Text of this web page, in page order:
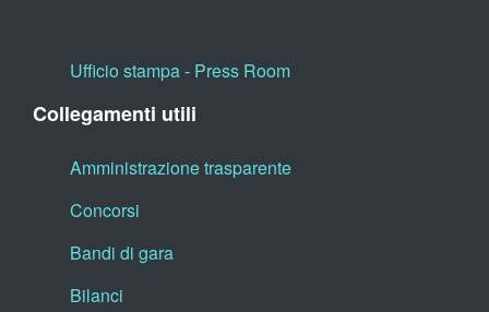
Ufficio stampa - Press Room
Collegamenti utili
Amministrazione trasparente
Concorsi
Bandi di gara
Bilanci